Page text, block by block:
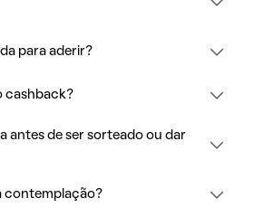
para aderir?
cashback?
antes de ser sorteado ou dar
contemplação?